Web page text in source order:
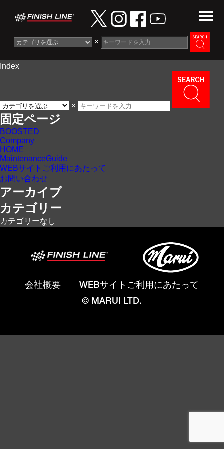
×
Information
Maintenance Guide
Contact
Index
×
固定ページ
BOOSTED
Company
HOME
MaintenanceGuide
WEBサイトご利用にあたって
お問い合わせ
アーカイブ
カテゴリー
カテゴリーなし
会社概要
WEBサイトご利用にあたって
© MARUI LTD.